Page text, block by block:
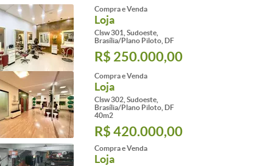
Compra e Venda
Loja
Clsw 301, Sudoeste,
Brasília/Plano Piloto, DF
R$ 250.000,00
Compra e Venda
Loja
Clsw 302, Sudoeste,
Brasília/Plano Piloto, DF
40m2
R$ 420.000,00
Compra e Venda
Loja